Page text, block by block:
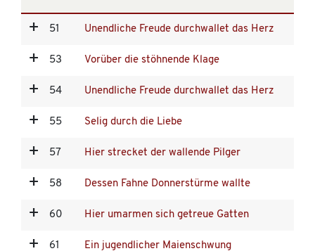
51 Unendliche Freude durchwallet das Herz
53 Vorüber die stöhnende Klage
54 Unendliche Freude durchwallet das Herz
55 Selig durch die Liebe
57 Hier strecket der wallende Pilger
58 Dessen Fahne Donnerstürme wallte
60 Hier umarmen sich getreue Gatten
61 Ein jugendlicher Maienschwung